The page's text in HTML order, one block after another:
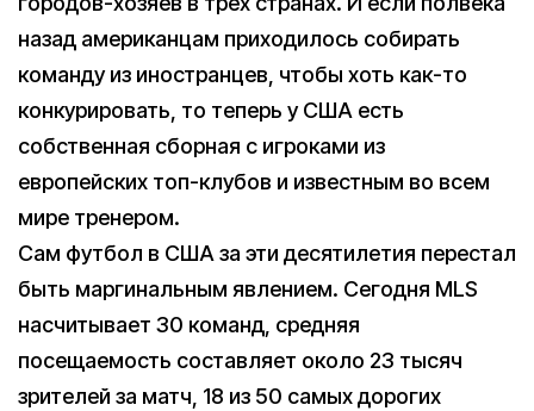
назад американцам приходилось собирать
команду из иностранцев, чтобы хоть как-то
конкурировать, то теперь у США есть
собственная сборная с игроками из
европейских топ-клубов и известным во всем
мире тренером.
Сам футбол в США за эти десятилетия перестал
быть маргинальным явлением. Сегодня MLS
насчитывает 30 команд, средняя
посещаемость составляет около 23 тысяч
зрителей за матч, 18 из 50 самых дорогих